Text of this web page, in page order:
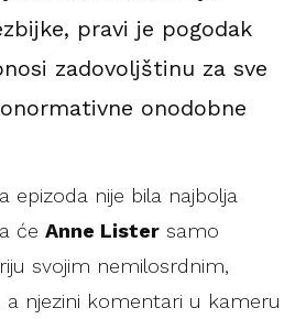
pravi je pogodak
zadovoljštinu za sve
onodobne
epizoda nije bila najbolja
će Anne Lister samo
svojim nemilosrdnim,
njezini komentari u kameru